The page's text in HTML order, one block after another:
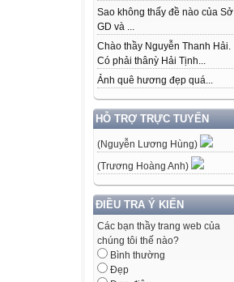
Sao không thấy đề nào của Sở
GD và ...
Chào thầy Nguyễn Thanh Hải.
Có phải thânỳ Hải Tịnh...
Ảnh quê hương đẹp quá...
HỖ TRỢ TRỰC TUYẾN
(Nguyễn Lương Hùng)
(Trương Hoàng Anh)
ĐIỀU TRA Ý KIẾN
Các bạn thầy trang web của
chúng tôi thế nào?
Bình thường
Đẹp